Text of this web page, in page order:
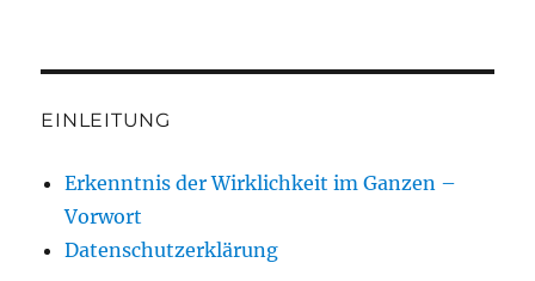
EINLEITUNG
Erkenntnis der Wirklichkeit im Ganzen –
Vorwort
Datenschutzerklärung